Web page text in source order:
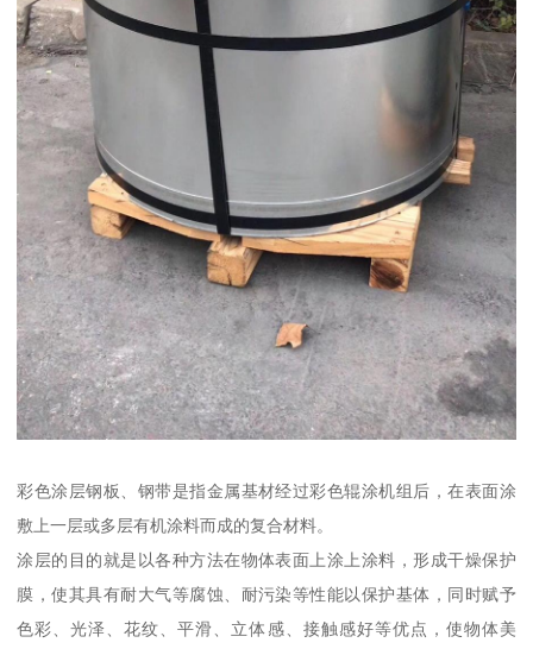
彩色涂层钢板、钢带是指金属基材经过彩色辊涂机组后，在表面涂
敷上一层或多层有机涂料而成的复合材料。
涂层的目的就是以各种方法在物体表面上涂上涂料，形成干燥保护
膜，使其具有耐大气等腐蚀、耐污染等性能以保护基体，同时赋予
色彩、光泽、花纹、平滑、立体感、接触感好等优点，使物体美